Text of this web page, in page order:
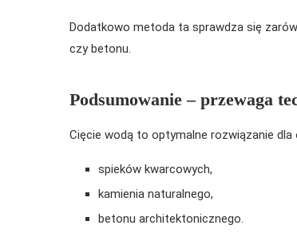
Dodatkowo metoda ta sprawdza się
czy betonu.
Podsumowanie – przewaga
Cięcie wodą to optymalne rozwiązanie dla
spieków kwarcowych,
kamienia naturalnego,
betonu architektonicznego.